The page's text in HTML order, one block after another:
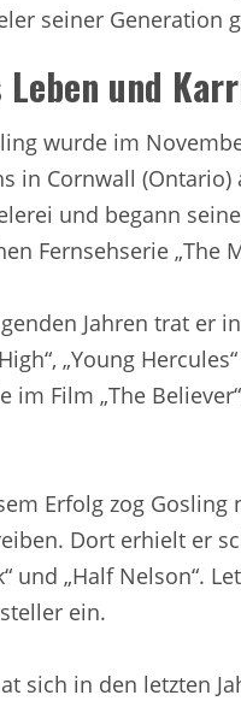
seiner Generation
Leben und
wurde im
in Cornwall
und begann
Fernsehserie „The
Jahren trat er
„Young
im Film „The
Erfolg zog Gosling
Dort erhielt er
und „Half Nelson“.
ein.
sich in den letzten